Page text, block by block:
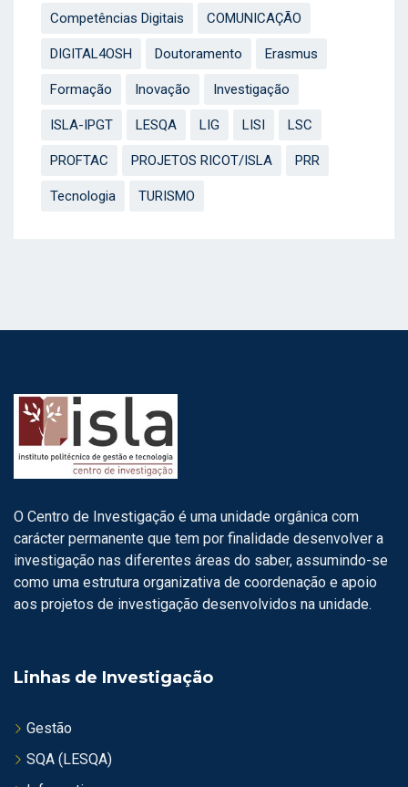
Competências Digitais COMUNICAÇÃO
DIGITAL4OSH Doutoramento Erasmus
Formação Inovação Investigação
ISLA-IPGT LESQA LIG LISI LSC
PROFTAC PROJETOS RICOT/ISLA PRR
Tecnologia TURISMO
O Centro de Investigação é uma unidade orgânica com
carácter permanente que tem por finalidade desenvolver a
investigação nas diferentes áreas do saber, assumindo-se
como uma estrutura organizativa de coordenação e apoio
aos projetos de investigação desenvolvidos na unidade.
Linhas de Investigação
Gestão
SQA (LESQA)